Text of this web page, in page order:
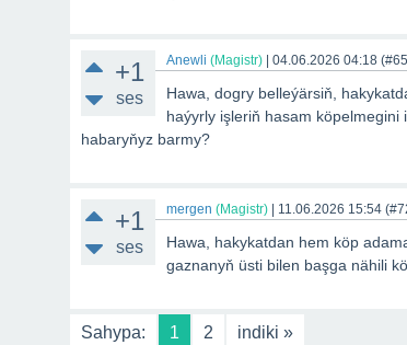
+1
ses
Anewli (Magistr) 04.06.2026 04:18
Hawa, dogry belleýärsiň,
haýyrly işleriň hasam
habaryňyz barmy?
+1
ses
mergen (Magistr) 11.06.2026 15:54
Hawa, hakykatdan hem köp
gaznanyň üsti bilen başga nähili
Sahypa: 1 2 indiki »